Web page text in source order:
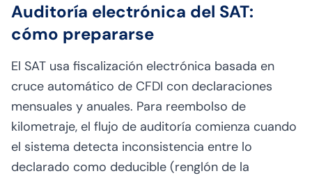
Auditoría electrónica del SAT:
cómo prepararse
El SAT usa fiscalización electrónica basada en
cruce automático de CFDI con declaraciones
mensuales y anuales. Para reembolso de
kilometraje, el flujo de auditoría comienza cuando
el sistema detecta inconsistencia entre lo
declarado como deducible (renglón de la